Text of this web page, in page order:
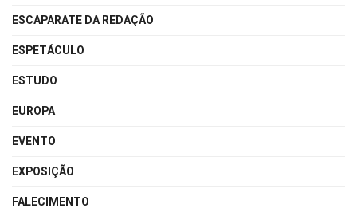
ESCAPARATE DA REDAÇÃO
ESPETÁCULO
ESTUDO
EUROPA
EVENTO
EXPOSIÇÃO
FALECIMENTO